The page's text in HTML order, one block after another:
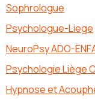
Sophrologue
Psychologue-Liege
NeuroPsy ADO-
Psychologie Liège
Hypnose et